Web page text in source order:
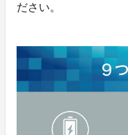
ださい。